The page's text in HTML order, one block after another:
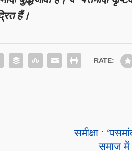
हैं।
RATE:
समीक्षा :
समाज में